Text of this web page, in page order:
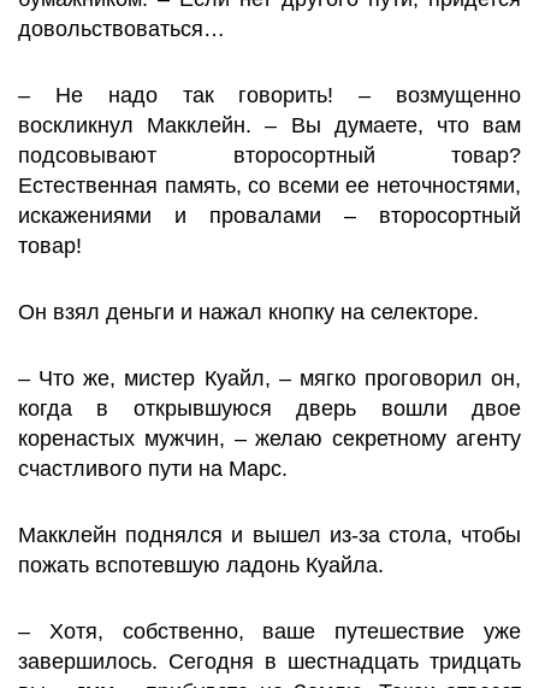
довольствоваться…
– Не надо так говорить! – возмущенно
воскликнул Макклейн. – Вы думаете, что вам
подсовывают второсортный товар?
Естественная память, со всеми ее неточностями,
искажениями и провалами – второсортный
товар!
Он взял деньги и нажал кнопку на селекторе.
– Что же, мистер Куайл, – мягко проговорил он,
когда в открывшуюся дверь вошли двое
коренастых мужчин, – желаю секретному агенту
счастливого пути на Марс.
Макклейн поднялся и вышел из-за стола, чтобы
пожать вспотевшую ладонь Куайла.
– Хотя, собственно, ваше путешествие уже
завершилось. Сегодня в шестнадцать тридцать